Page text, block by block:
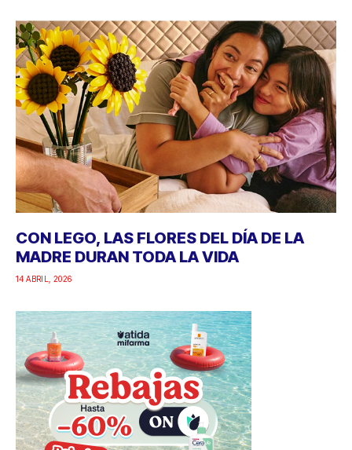
CON LEGO, LAS FLORES DEL DÍA DE LA
MADRE DURAN TODA LA VIDA
14 ABRIL, 2026